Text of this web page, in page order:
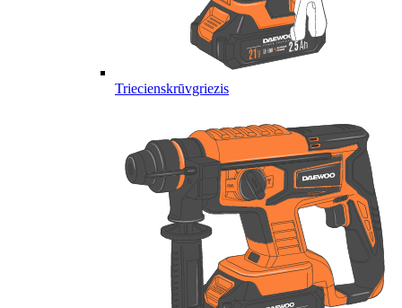
Triecienskrūvgriezis